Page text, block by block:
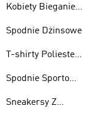
Lifestyle
Kobiety Bieganie I
Spodnie Dżinsowe
T-shirty Poliester
Spodnie Sportowe
Recyklingu
Sneakersy Z